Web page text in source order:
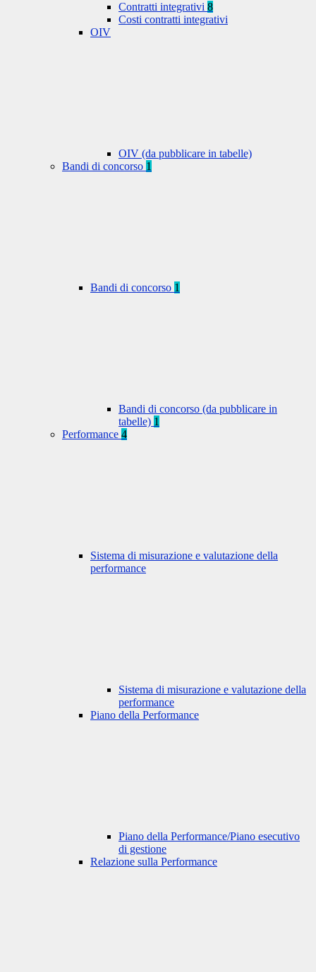
Contratti integrativi 8
Costi contratti integrativi
OIV
OIV (da pubblicare in tabelle)
Bandi di concorso 1
Bandi di concorso 1
Bandi di concorso (da pubblicare in
tabelle) 1
Performance 4
Sistema di misurazione e valutazione della
performance
Sistema di misurazione e valutazione della
performance
Piano della Performance
Piano della Performance/Piano esecutivo
di gestione
Relazione sulla Performance